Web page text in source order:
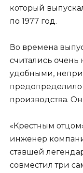
который
по 1977 год.
Во времена
считались
удобными,
производства.
«Крестным
инженер
ставшей
совместил три